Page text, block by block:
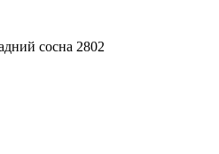
сосна 2802